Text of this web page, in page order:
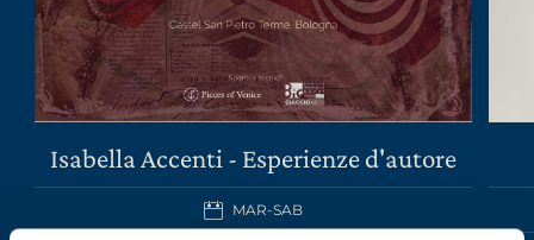
Isabella Accenti - Esperienze d'autore
MAR-SAB